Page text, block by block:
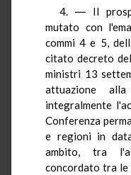
4. ― Il
mutato con
commi 4 e 5,
citato decreto
ministri 13
attuazione
integralmente
Conferenza
e regioni in
ambito, tra
concordato tra le